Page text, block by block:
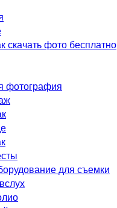
скачать фото бесплатно
фотография
для съемки